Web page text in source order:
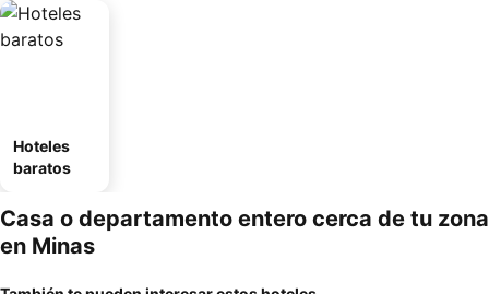
Hoteles
baratos
Casa o departamento entero cerca de tu zona
en Minas